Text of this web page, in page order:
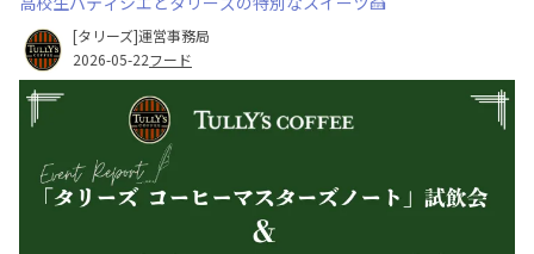
[タリーズ]運営事務局
2026-05-22フード